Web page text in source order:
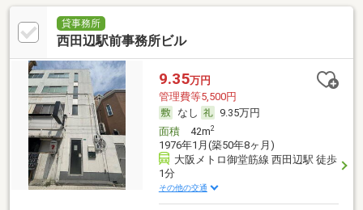
貸事務所
西田辺駅前事務所ビル
9.35万円
管理費等5,500円
なし
9.35万円
面積42m2
1976年1月(築50年8ヶ月)
大阪メトロ御堂筋線 西田辺駅 徒歩
1分
その他の交通